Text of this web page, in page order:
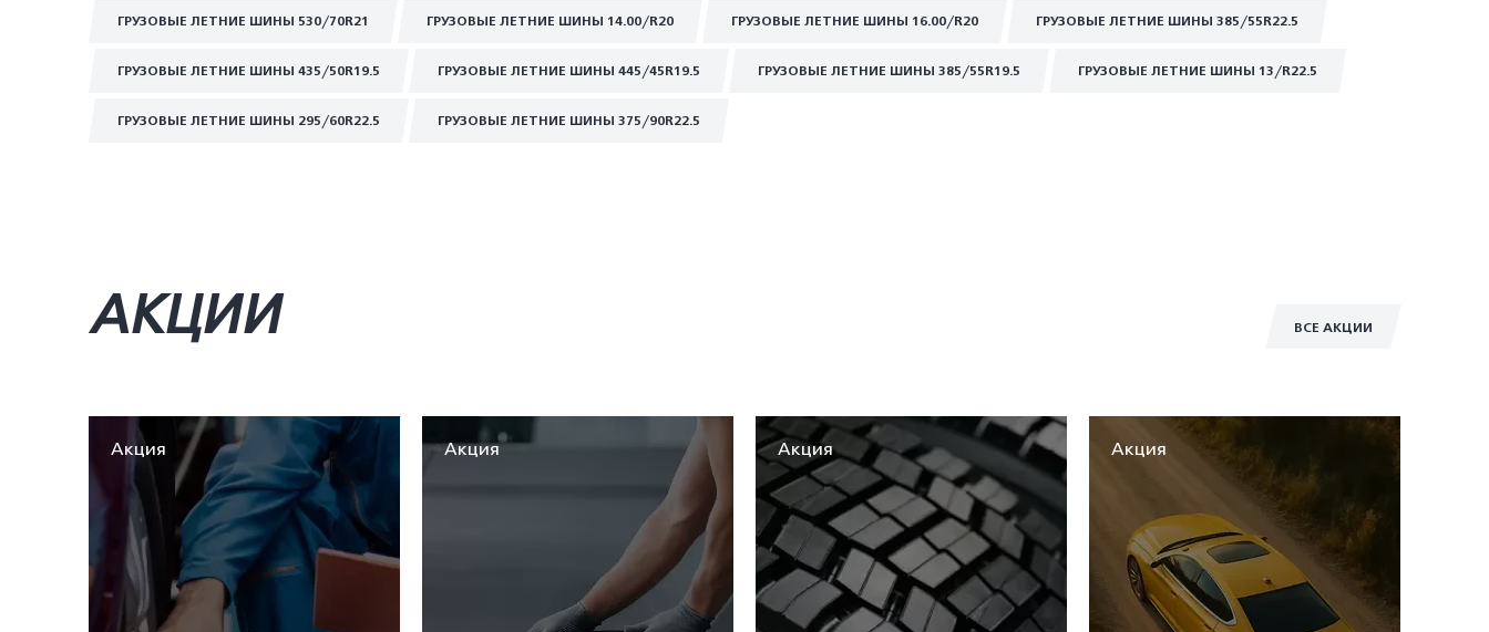
ГРУЗОВЫЕ ЛЕТНИЕ ШИНЫ 530/70R21 ГРУЗОВЫЕ ЛЕТНИЕ ШИНЫ 14.00/R20 ГРУЗОВЫЕ ЛЕТНИЕ ШИНЫ 16.00/R20 ГРУЗОВЫЕ ЛЕТНИЕ ШИНЫ 385/55R22.5
ГРУЗОВЫЕ ЛЕТНИЕ ШИНЫ 435/50R19.5 ГРУЗОВЫЕ ЛЕТНИЕ ШИНЫ 445/45R19.5 ГРУЗОВЫЕ ЛЕТНИЕ ШИНЫ 385/55R19.5 ГРУЗОВЫЕ ЛЕТНИЕ ШИНЫ 13/R22.5
ГРУЗОВЫЕ ЛЕТНИЕ ШИНЫ 295/60R22.5 ГРУЗОВЫЕ ЛЕТНИЕ ШИНЫ 375/90R22.5
ВСЕ АКЦИИ
АКЦИИ
Акция Акция Акция Акция